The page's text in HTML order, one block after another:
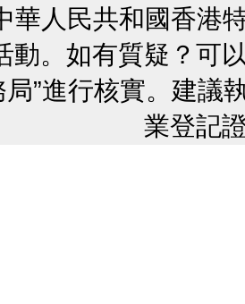
華人民共和國香港
動。如有質疑？可
”進行核實。建議
業登記